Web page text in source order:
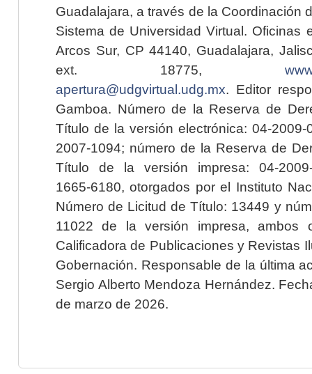
Guadalajara, a través de la Coordinación
Sistema de Universidad Virtual. Oficinas
Arcos Sur, CP 44140, Guadalajara,
ext. 18775,
apertura@udgvirtual.udg.mx. Editor
Gamboa. Número de la Reserva de
Título de la versión electrónica: 04-2009-
2007-1094; número de la Reserva de
Título de la versión impresa: 04-2009-
1665-6180, otorgados por el Instituto
Número de Licitud de Título: 13449 y
11022 de la versión impresa, ambos
Calificadora de Publicaciones y Revistas
Gobernación. Responsable de la última
Sergio Alberto Mendoza Hernández.
de marzo de 2026.